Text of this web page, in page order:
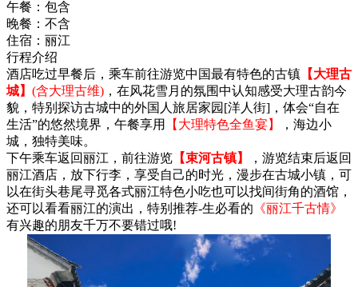
午餐： 包含
晚餐： 不含
住宿： 丽江
行程介绍
酒店吃过早餐后，乘车前往游览中国最有特色的古镇 【大理古
城】 (含大理古维) ，在风花雪月的氛围中认知感受大理古韵今
貌，特别探访古城中的外国人旅居家园[洋人街]，体会“自在
生活”的悠然境界，午餐享用
【大理特色全鱼宴】
，海边小
城，独特美味。
下午乘车返回丽江，前往游览 【束河古镇】
，游览结束后返回
丽江酒店，放下行李，享受自己的时光，漫步在古城小镇，可
以在街头巷尾寻觅各式丽江特色小吃也可以找间街角的酒馆，
还可以看看丽江的演出，特别推荐-生必看的 《丽江千古情》
有兴趣的朋友千万不要错过哦!